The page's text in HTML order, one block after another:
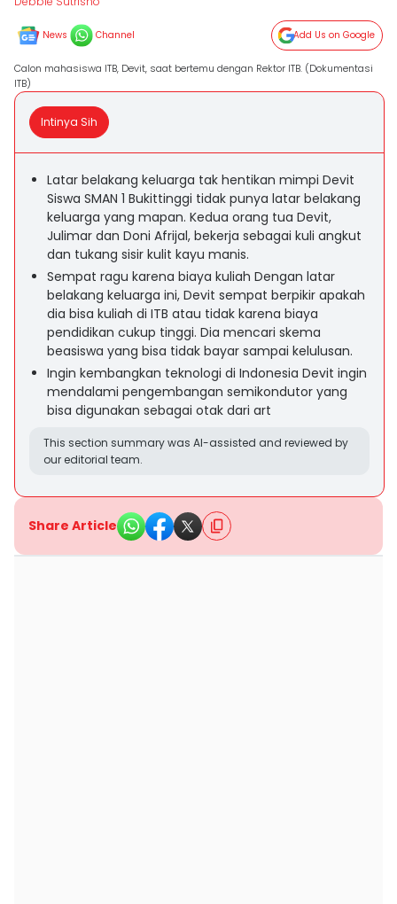
News Channel Add Us on Google
Calon mahasiswa ITB, Devit, saat bertemu dengan Rektor ITB. (Dokumentasi
ITB)
Intinya Sih
Latar belakang keluarga tak hentikan mimpi Devit
Siswa SMAN 1 Bukittinggi tidak punya latar belakang
keluarga yang mapan. Kedua orang tua Devit,
Julimar dan Doni Afrijal, bekerja sebagai kuli angkut
dan tukang sisir kulit kayu manis.
Sempat ragu karena biaya kuliah Dengan latar
belakang keluarga ini, Devit sempat berpikir apakah
dia bisa kuliah di ITB atau tidak karena biaya
pendidikan cukup tinggi. Dia mencari skema
beasiswa yang bisa tidak bayar sampai kelulusan.
Ingin kembangkan teknologi di Indonesia Devit ingin
mendalami pengembangan semikondutor yang
bisa digunakan sebagai otak dari art
This section summary was AI-assisted and reviewed by
our editorial team.
Share Article